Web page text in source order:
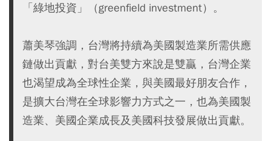
「綠地投資」（greenfield investment）。
蕭美琴強調，台灣將持續為美國製造業所需供應
鏈做出貢獻，對台美雙方來說是雙贏，台灣企業
也渴望成為全球性企業，與美國最好朋友合作，
是擴大台灣在全球影響力方式之一，也為美國製
造業、美國企業成長及美國科技發展做出貢獻。